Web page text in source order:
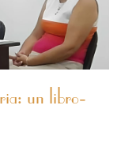
un libro-